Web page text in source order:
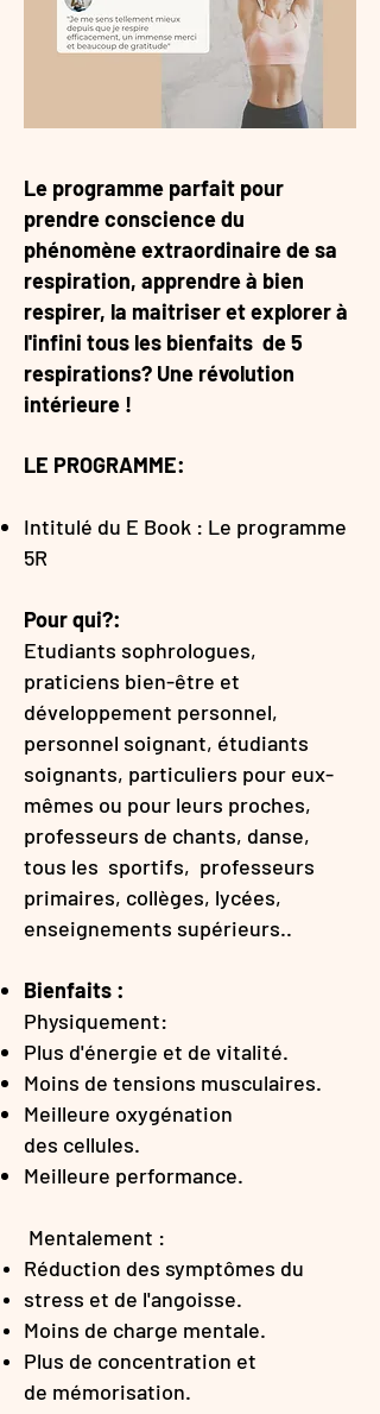
Le programme parfait pour
prendre conscience du
phénomèneextraordinaire de sa
respiration, apprendre à bien
respirer, la maitriser et explorer à
l'infini tous les bienfaits de 5
respirations? Une révolution
intérieure !
LE PROGRAMME:
Intitulé du E Book : Le programme
5R
Pour qui?:
Etudiants sophrologues,
praticiens bien-être et
développement personnel,
personnel soignant, étudiants
soignants, particuliers pour eux-
mêmes ou pour leurs proches,
professeurs de chants, danse,
tous les sportifs, professeurs
primaires, collèges, lycées,
enseignements supérieurs..
Bienfaits :
Physiquement:
Plus d'énergie et de vitalité.
Moins de tensions musculaires.
Meilleure oxygénation
des cellules.
Meilleure performance.
Mentalement :
Réduction des symptômes du
stress et de l'angoisse.
Moins de charge mentale.
Plus de concentration et
de mémorisation.